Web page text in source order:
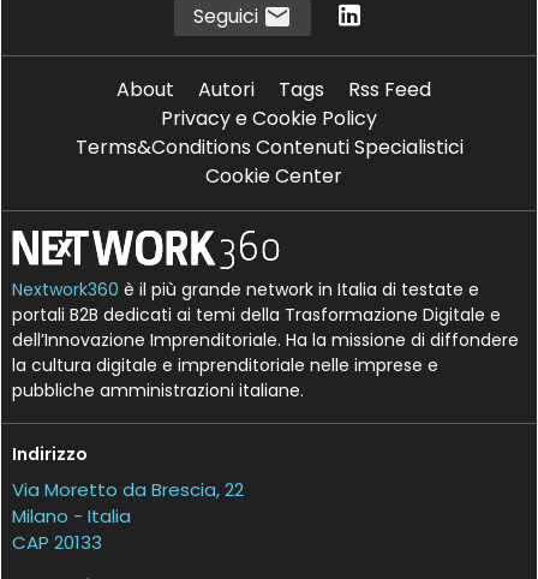
Seguici
About Autori Tags
Rss Feed
Privacy e Cookie Policy
Terms&Conditions Contenuti Specialistici
Cookie Center
Nextwork360 è il più grande network in Italia di testate e
portali B2B dedicati ai temi della Trasformazione Digitale e
dell’Innovazione Imprenditoriale. Ha la missione di diffondere
la cultura digitale e imprenditoriale nelle imprese e
pubbliche amministrazioni italiane.
Indirizzo
Via Moretto da Brescia, 22
Milano - Italia
CAP 20133